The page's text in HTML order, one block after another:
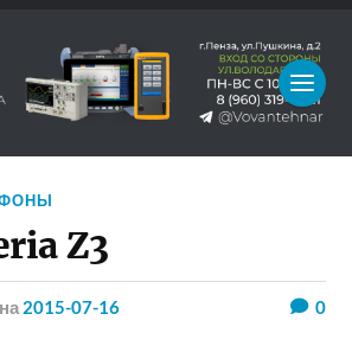
Z3
на 2015-07-16 0